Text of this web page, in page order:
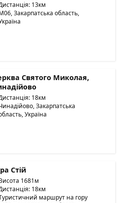
13км
Закарпатська область,
Святого Миколая,
18км
Закарпатська
Україна
Стій
1681м
18км
маршрут на гору